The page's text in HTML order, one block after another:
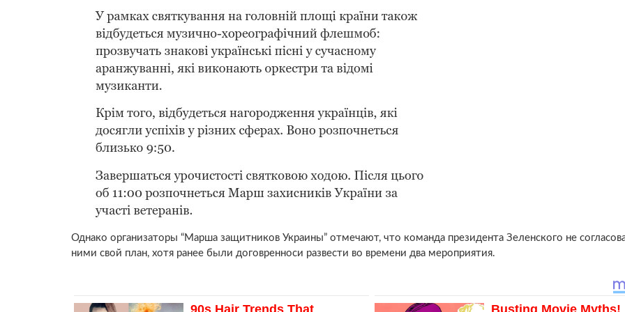
Однако организаторы “Марша защитников Украины” отмечают, что команда президента Зеленского не
ними свой план, хотя ранее были договренноси развести во времени два мероприятия.